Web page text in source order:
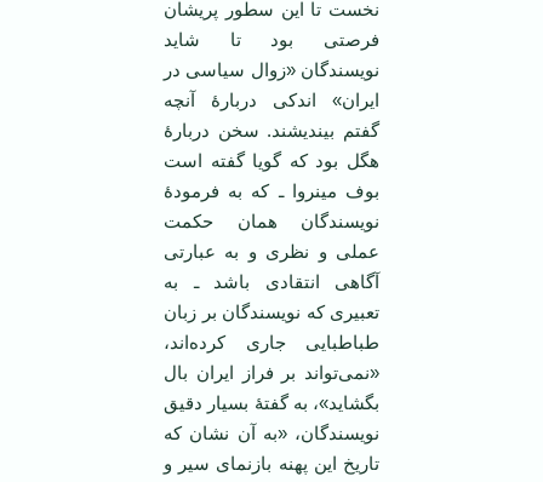
نخست تا این سطور پریشان
فرصتی بود تا شاید
نویسندگان «زوال سیاسی در
ایران» اندکی دربارۀ آنچه
گفتم بیندیشند. سخن دربارۀ
هگل بود که گویا گفته است
بوف مینروا ـ که به فرمودۀ
نویسندگان‌‌ همان حکمت
عملی و نظری و به عبارتی
آگاهی انتقادی باشد ـ به
تعبیری که نویسندگان بر زبان
طباطبایی جاری کرده‌اند،
«نمی‌تواند بر فراز ایران بال
بگشاید»، به گفتۀ بسیار دقیق
نویسندگان، «به آن نشان که
تاریخ این پهنه بازنمای سیر و